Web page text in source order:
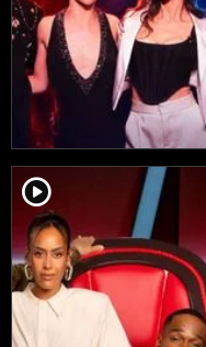
player2